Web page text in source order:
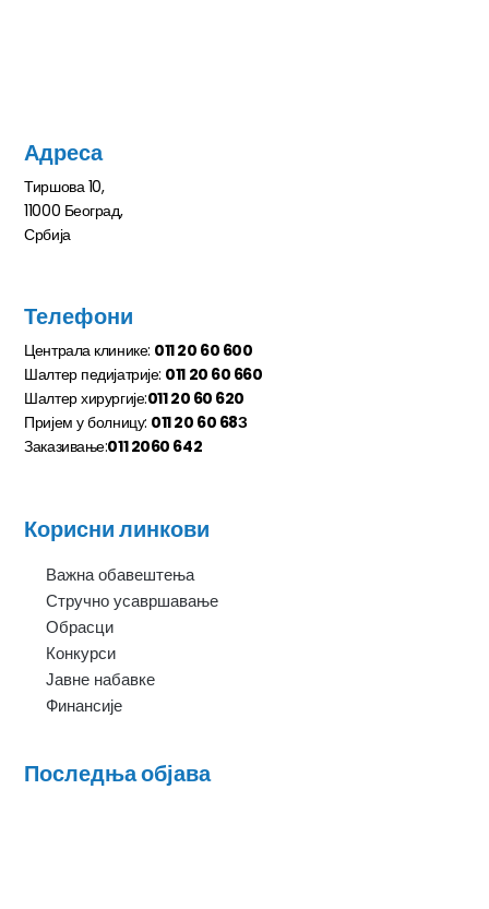
Адреса
Тиршова 10,
11000 Београд,
Србија
Телефони
Централа клинике: 011 20 60 600
Шалтер педијатрије: 011 20 60 660
Шалтер хирургије:011 20 60 620
Пријем у болницу: 011 20 60 68З
Заказивање:011 2060 642
Корисни линкови
Важна обавештења
Стручно усавршавање
Обрасци
Конкурси
Јавне набавке
Финансије
Последња објава